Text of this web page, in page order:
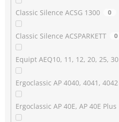
Classic Silence ACSG 1300 0
Classic Silence ACSPARKETT 0
Equipt AEQ10, 11, 12, 20, 25, 30
Ergoclassic AP 4040, 4041, 4042
Ergoclassic AP 40E, AP 40E Plus